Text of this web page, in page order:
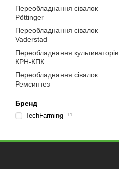
Переобладнання сівалок
Pöttinger
Переобладнання сівалок
Vaderstad
Переобладнання культиваторів
КРН-КПК
Переобладнання сівалок
Ремсинтез
Бренд
TechFarming 11